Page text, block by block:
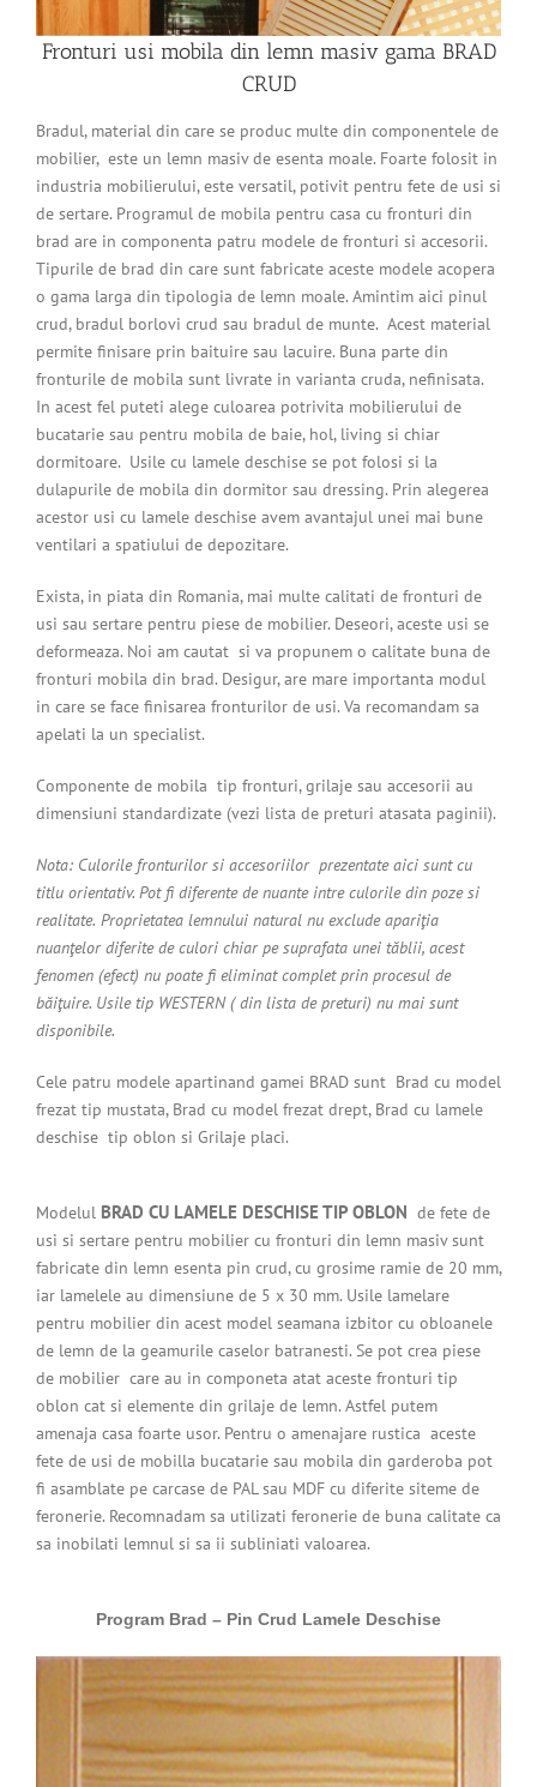
Fronturi usi mobila din lemn masiv gama BRAD
CRUD
Bradul, material din care se produc multe din componentele de
mobilier, este un lemn masiv de esenta moale. Foarte folosit in
industria mobilierului, este versatil, potivit pentru fete de usi si
de sertare. Programul de mobila pentru casa cu fronturi din
brad are in componenta patru modele de fronturi si accesorii.
Tipurile de brad din care sunt fabricate aceste modele acopera
o gama larga din tipologia de lemn moale. Amintim aici pinul
crud, bradul borlovi crud sau bradul de munte. Acest material
permite finisare prin baituire sau lacuire. Buna parte din
fronturile de mobila sunt livrate in varianta cruda, nefinisata.
In acest fel puteti alege culoarea potrivita mobilierului de
bucatarie sau pentru mobila de baie, hol, living si chiar
dormitoare. Usile cu lamele deschise se pot folosi si la
dulapurile de mobila din dormitor sau dressing. Prin alegerea
acestor usi cu lamele deschise avem avantajul unei mai bune
ventilari a spatiului de depozitare.
Exista, in piata din Romania, mai multe calitati de fronturi de
usi sau sertare pentru piese de mobilier. Deseori, aceste usi se
deformeaza. Noi am cautat si va propunem o calitate buna de
fronturi mobila din brad. Desigur, are mare importanta modul
in care se face finisarea fronturilor de usi. Va recomandam sa
apelati la un specialist.
Componente de mobila tip fronturi, grilaje sau accesorii au
dimensiuni standardizate (vezi lista de preturi atasata paginii).
Nota: Culorile fronturilor si accesoriilor prezentate aici sunt cu
titlu orientativ. Pot fi diferente de nuante intre culorile din poze si
realitate. Proprietatea lemnului natural nu exclude apariţia
nuanţelor diferite de culori chiar pe suprafata unei tăblii, acest
fenomen (efect) nu poate fi eliminat complet prin procesul de
băiţuire. Usile tip WESTERN ( din lista de preturi) nu mai sunt
disponibile.
Cele patru modele apartinand gamei BRAD sunt Brad cu model
frezat tip mustata, Brad cu model frezat drept, Brad cu lamele
deschise tip oblon si Grilaje placi.
Modelul BRAD CU LAMELE DESCHISE TIP OBLON de fete de
usi si sertare pentru mobilier cu fronturi din lemn masiv sunt
fabricate din lemn esenta pin crud, cu grosime ramie de 20 mm,
iar lamelele au dimensiune de 5 x 30 mm. Usile lamelare
pentru mobilier din acest model seamana izbitor cu obloanele
de lemn de la geamurile caselor batranesti. Se pot crea piese
de mobilier care au in componeta atat aceste fronturi tip
oblon cat si elemente din grilaje de lemn. Astfel putem
amenaja casa foarte usor. Pentru o amenajare rustica aceste
fete de usi de mobilla bucatarie sau mobila din garderoba pot
fi asamblate pe carcase de PAL sau MDF cu diferite siteme de
feronerie. Recomnadam sa utilizati feronerie de buna calitate ca
sa inobilati lemnul si sa ii subliniati valoarea.
Program Brad – Pin Crud Lamele Deschise